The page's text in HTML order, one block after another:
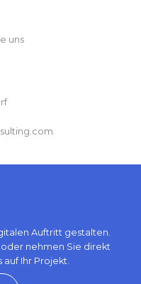
uns
Auftritt gestalten.
oder nehmen Sie direkt
Ihr Projekt.